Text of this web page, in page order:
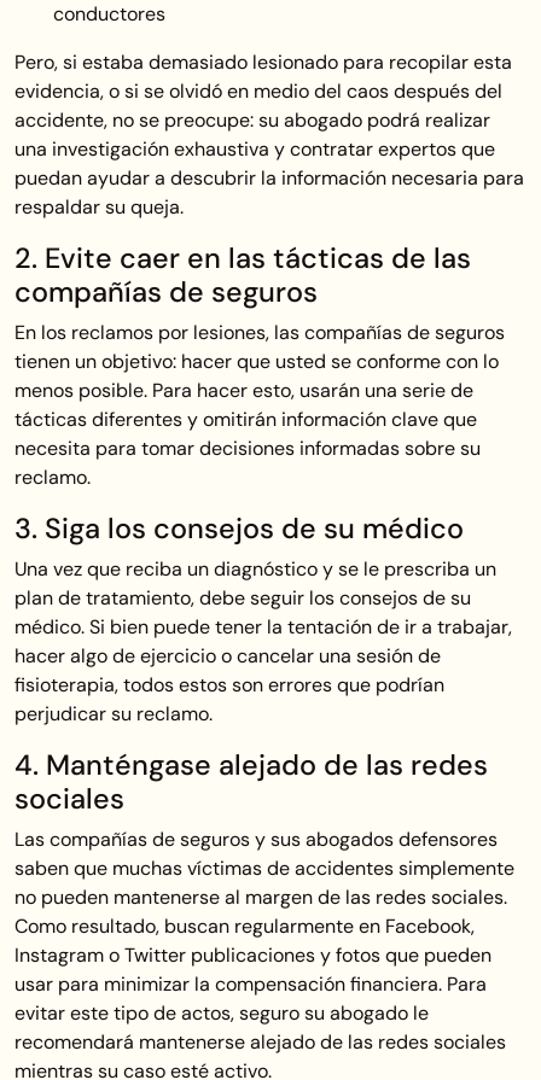
conductores
Pero, si estaba demasiado lesionado para recopilar esta
evidencia, o si se olvidó en medio del caos después del
accidente, no se preocupe: su abogado podrá realizar
una investigación exhaustiva y contratar expertos que
puedan ayudar a descubrir la información necesaria para
respaldar su queja.
2. Evite caer en las tácticas de las
compañías de seguros
En los reclamos por lesiones, las compañías de seguros
tienen un objetivo: hacer que usted se conforme con lo
menos posible. Para hacer esto, usarán una serie de
tácticas diferentes y omitirán información clave que
necesita para tomar decisiones informadas sobre su
reclamo.
3. Siga los consejos de su médico
Una vez que reciba un diagnóstico y se le prescriba un
plan de tratamiento, debe seguir los consejos de su
médico. Si bien puede tener la tentación de ir a trabajar,
hacer algo de ejercicio o cancelar una sesión de
fisioterapia, todos estos son errores que podrían
perjudicar su reclamo.
4. Manténgase alejado de las redes
sociales
Las compañías de seguros y sus abogados defensores
saben que muchas víctimas de accidentes simplemente
no pueden mantenerse al margen de las redes sociales.
Como resultado, buscan regularmente en Facebook,
Instagram o Twitter publicaciones y fotos que pueden
usar para minimizar la compensación financiera. Para
evitar este tipo de actos, seguro su abogado le
recomendará mantenerse alejado de las redes sociales
mientras su caso esté activo.